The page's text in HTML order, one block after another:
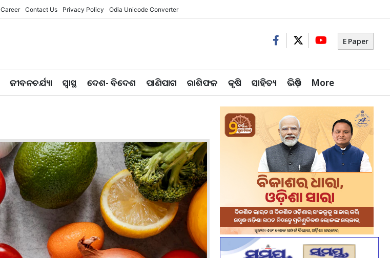
Career Contact Us Privacy Policy Odia Unicode Converter
E Paper
ଜୀବନଚର୍ଯ୍ୟା ସ୍ୱାସ୍ଥ ଦେଶ- ବିଦେଶ ପାଣିପାଗ ରାଶିଫଳ କୃଷି ସାହିତ୍ୟ ଭିଡ଼ିଓ More